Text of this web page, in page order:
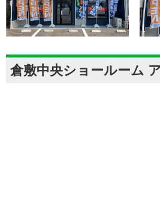
倉敷中央ショールーム